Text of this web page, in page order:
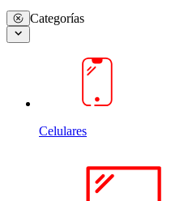
Categorías
Celulares